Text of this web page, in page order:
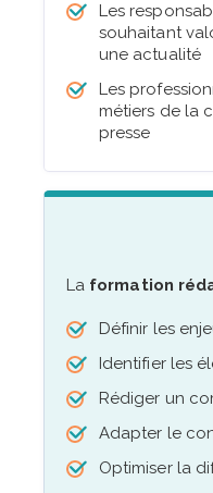
Les
souhaitant
une actualité
Les
métiers de la
presse
La formation
Définir les
Identifier les
Rédiger un
Adapter le
Optimiser la